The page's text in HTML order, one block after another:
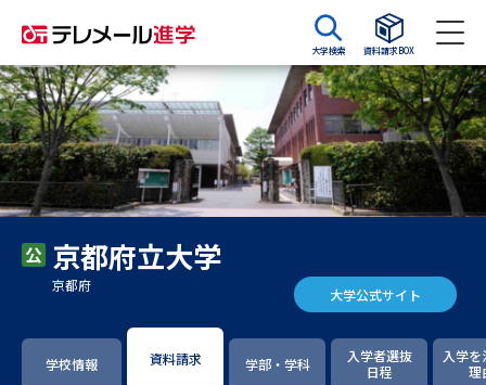
大学検索 資料請求BOX
資料請求 資料検索
大学・短大の資料種類から請求
大学パンフ
大学入学共通テスト利用選抜の
過去問題集
京都府立大学
京都府 大学公式サイト
学校情報 資料請求 学部・学科
入学者選抜
日程
入学
理